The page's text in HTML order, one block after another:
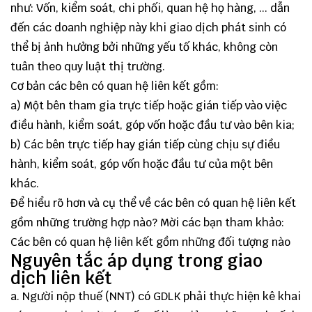
như: Vốn, kiểm soát, chi phối, quan hệ họ hàng, ... dẫn
đến các doanh nghiệp này khi giao dịch phát sinh có
thể bị ảnh hưởng bởi những yếu tố khác, không còn
tuân theo quy luật thị trường.
Cơ bản các bên có quan hệ liên kết gồm:
a) Một bên tham gia trực tiếp hoặc gián tiếp vào việc
điều hành, kiểm soát, góp vốn hoặc đầu tư vào bên kia;
b) Các bên trực tiếp hay gián tiếp cùng chịu sự điều
hành, kiểm soát, góp vốn hoặc đầu tư của một bên
khác.
Để hiểu rõ hơn và cụ thể về các bên có quan hệ liên kết
gồm những trường hợp nào? Mời các bạn tham khảo:
Các bên có quan hệ liên kết gồm những đối tượng nào
Nguyên tắc áp dụng trong giao
dịch liên kết
a. Người nộp thuế (NNT) có GDLK phải thực hiện kê khai